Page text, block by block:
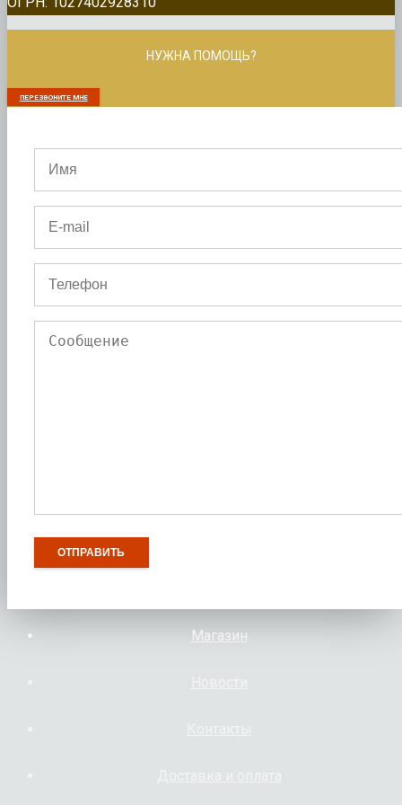
НУЖНА ПОМОЩЬ?
ПЕРЕЗВОНИТЕ МНЕ
Магазин